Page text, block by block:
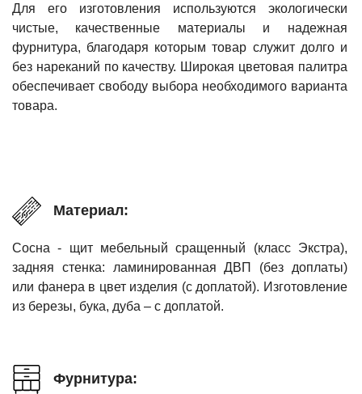
Для его изготовления используются экологически
чистые, качественные материалы и надежная
фурнитура, благодаря которым товар служит долго и
без нареканий по качеству. Широкая цветовая палитра
обеспечивает свободу выбора необходимого варианта
товара.
Материал:
Сосна - щит мебельный сращенный (класс Экстра),
задняя стенка: ламинированная ДВП (без доплаты)
или фанера в цвет изделия (с доплатой). Изготовление
из березы, бука, дуба – с доплатой.
Фурнитура: